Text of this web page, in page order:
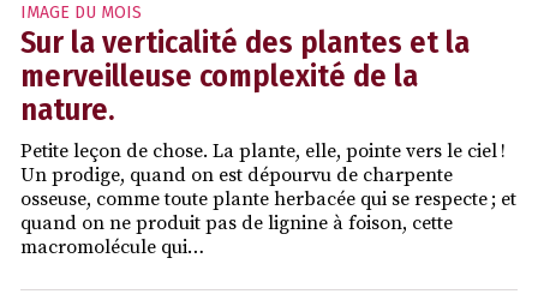
IMAGE DU MOIS
Sur la verticalité des plantes et la
merveilleuse complexité de la
nature.
Petite leçon de chose. La plante, elle, pointe vers le ciel !
Un prodige, quand on est dépourvu de charpente
osseuse, comme toute plante herbacée qui se respecte ; et
quand on ne produit pas de lignine à foison, cette
macromolécule qui…